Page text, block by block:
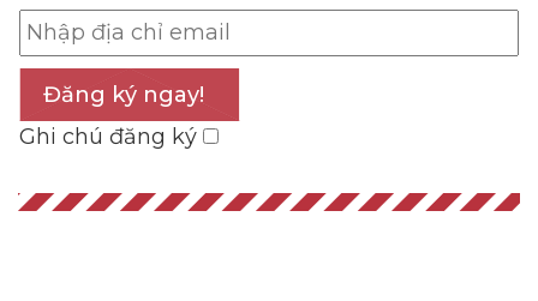
Đăng ký ngay!
Ghi chú đăng ký